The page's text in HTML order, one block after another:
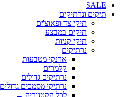
SALE
תיקים ונרתיקים
תיקי צד ופאוצ'ים
תיקים במבצע
תיקי קניות
נרתיקים
ארנקי מטבעות
קלמרים
נרתיקים גדולים
נרתיקי מסמכים גדולים
לכל הקטגוריה ←